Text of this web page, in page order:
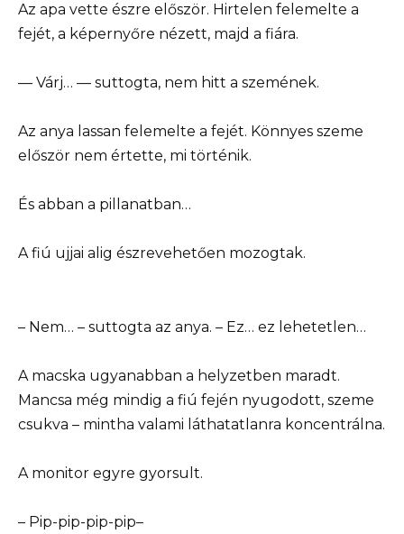
Az apa vette észre először. Hirtelen felemelte a
fejét, a képernyőre nézett, majd a fiára.
— Várj… — suttogta, nem hitt a szemének.
Az anya lassan felemelte a fejét. Könnyes szeme
először nem értette, mi történik.
És abban a pillanatban…
A fiú ujjai alig észrevehetően mozogtak.
– Nem… – suttogta az anya. – Ez… ez lehetetlen…
A macska ugyanabban a helyzetben maradt.
Mancsa még mindig a fiú fején nyugodott, szeme
csukva – mintha valami láthatatlanra koncentrálna.
A monitor egyre gyorsult.
– Pip-pip-pip-pip–